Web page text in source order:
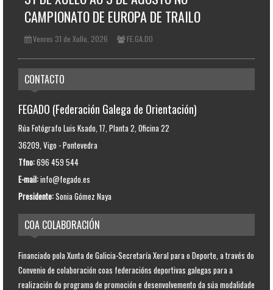
CAMPIONATO DE EUROPA DE TRAILO
Venres 31 de Xullo, 2026 FE.GA.DO
CONTACTO
FEGADO (Federación Galega de Orientación)
Rúa Fotógrafo Luis Ksado, 17, Planta 2, Oficina 22
36209, Vigo - Pontevedra
Tfno:696 459 544
E-mail:info@fegado.es
Presidente:Sonia Gómez Naya
COA COLABORACIÓN
Financiado pola Xunta de Galicia-Secretaría Xeral para o Deporte, a través do
Convenio de colaboración coas federacións deportivas galegas para a
realización do programa de promoción e desenvolvemento da súa modalidade